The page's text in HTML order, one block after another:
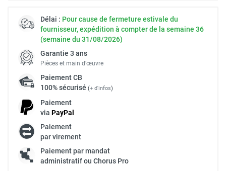
Délai : Pour cause de fermeture estivale du
fournisseur, expédition à compter de la semaine 36
(semaine du 31/08/2026)
Garantie 3 ans
Pièces et main d’œuvre
PaiementCB
100% sécurisé (+ d'infos)
Paiement
via PayPal
Paiement
par virement
Paiement par mandat
administratif ou Chorus Pro